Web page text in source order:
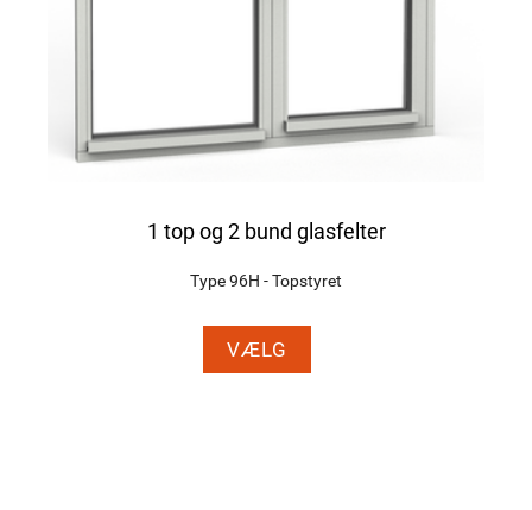
1 top og 2 bund glasfelter
Type 96H - Topstyret
VÆLG